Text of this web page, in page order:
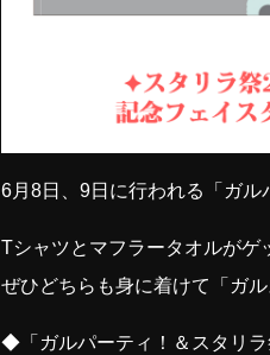
6月8日、9日に行われる「ガル
Tシャツとマフラータオルがゲ
ぜひどちらも身に着けて「ガ
◆「ガルパーティ！＆スタリ